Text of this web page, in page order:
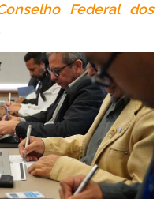
Federal dos